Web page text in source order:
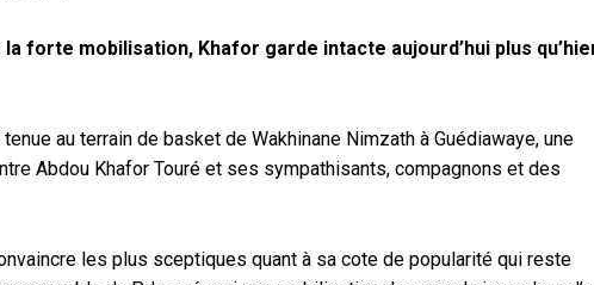
la forte mobilisation, Khafor garde intacte aujourd’hui plus
au terrain de basket de Wakhinane Nimzath à Guédiawaye, une
Abdou Khafor Touré et ses sympathisants, compagnons et des
les plus sceptiques quant à sa cote de popularité qui reste